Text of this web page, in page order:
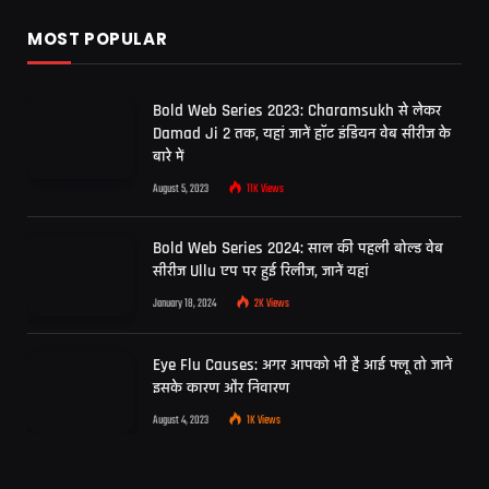
MOST POPULAR
Bold Web Series 2023: Charamsukh से लेकर
Damad Ji 2 तक, यहां जानें हॉट इंडियन वेब सीरीज के
बारे में
August 5, 2023 11KViews
Bold Web Series 2024: साल की पहली बोल्ड वेब
सीरीज Ullu एप पर हुई रिलीज, जानें यहां
January 18, 2024 2KViews
Eye Flu Causes: अगर आपको भी है आई फ्लू तो जानें
इसके कारण और निवारण
August 4, 2023 1KViews